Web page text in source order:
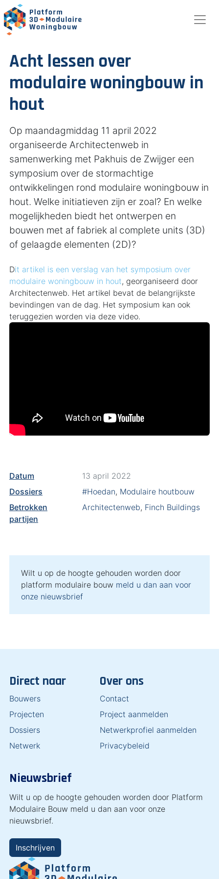
Acht lessen over
modulaire woningbouw in
hout
Op maandagmiddag 11 april 2022
organiseerde Architectenweb in
samenwerking met Pakhuis de Zwijger een
symposium over de stormachtige
ontwikkelingen rond modulaire woningbouw in
hout. Welke initiatieven zijn er zoal? En welke
mogelijkheden biedt het ontwerpen en
bouwen met af fabriek al complete units (3D)
of gelaagde elementen (2D)?
Dit artikel is een verslag van het symposium over
modulaire woningbouw in hout, georganiseerd door
Architectenweb. Het artikel bevat de belangrijkste
bevindingen van de dag. Het symposium kan ook
teruggezien worden via deze video.
Datum
13 april 2022
Dossiers
#Hoedan, Modulaire houtbouw
Betrokken
partijen
Architectenweb, Finch Buildings
Wilt u op de hoogte gehouden worden door
platform modulaire bouw meld u dan aan voor
onze nieuwsbrief
Direct naar
Bouwers
Projecten
Dossiers
Netwerk
Over ons
Contact
Project aanmelden
Netwerkprofiel aanmelden
Privacybeleid
Nieuwsbrief
Wilt u op de hoogte gehouden worden door Platform
Modulaire Bouw meld u dan aan voor onze
nieuwsbrief.
Inschrijven